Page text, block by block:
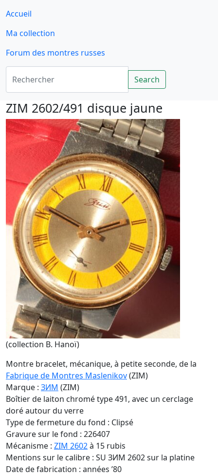
Accueil
Ma collection
Forum des montres russes
Rechercher
Search
ZIM 2602/491 disque jaune
(collection B. Hanoï)
Montre bracelet, mécanique, à petite seconde, de la
Fabrique de Montres Maslenikov(ZIM)
Marque : ЗИМ (ZIM)
Boîtier de laiton chromé type 491, avec un cerclage
doré autour du verre
Type de fermeture du fond : Clipsé
Gravure sur le fond : 226407
Mécanisme : ZIM 2602à 15 rubis
Mentions sur le calibre : SU ЗИМ 2602 sur la platine
Date de fabrication : années ’80